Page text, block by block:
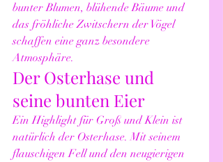
bunter Blumen, blühende Bäume und
das fröhliche Zwitschern der Vögel
schaffen eine ganz besondere
Atmosphäre.
Der Osterhase und
seine bunten Eier
Ein Highlight für Groß und Klein ist
natürlich der Osterhase. Mit seinem
flauschigen Fell und den neugierigen